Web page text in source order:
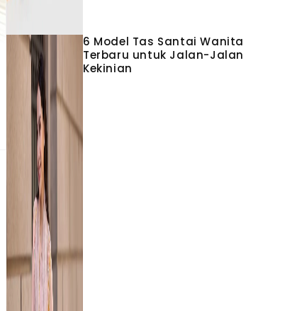
6 Model Tas Santai Wanita
Terbaru untuk Jalan-Jalan
Kekinian